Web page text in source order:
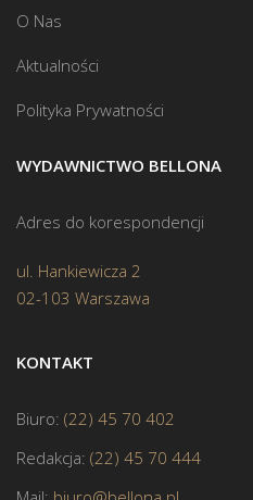
O Nas
Aktualności
Polityka Prywatności
WYDAWNICTWO BELLONA
Adres do korespondencji
ul. Hankiewicza 2
02-103 Warszawa
KONTAKT
Biuro: (22) 45 70 402
Redakcja: (22) 45 70 444